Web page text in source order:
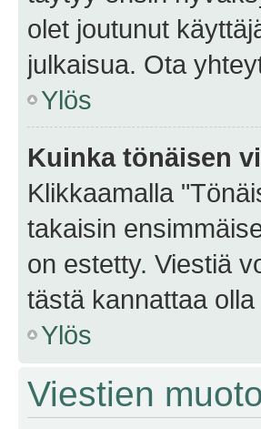
olet joutunut
julkaisua. Ota
Ylös
Kuinka tönäisen
Klikkaamalla
takaisin
on estetty. Viestiä
tästä kannattaa
Ylös
Viestien